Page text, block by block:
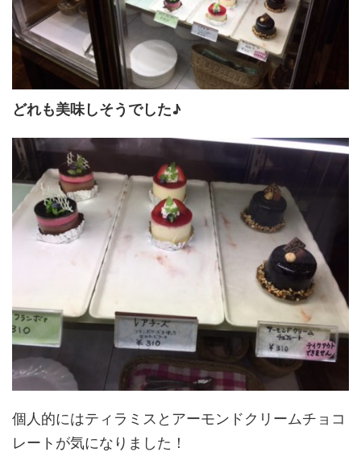
どれも美味しそうでした♪
個人的にはティラミスとアーモンドクリームチョコ
レートが気になりました！